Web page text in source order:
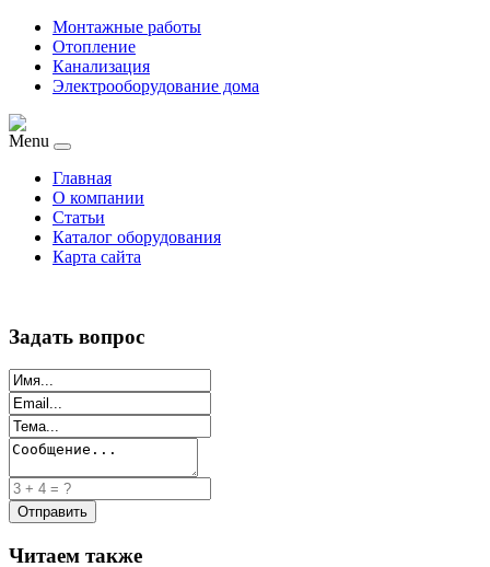
Монтажные работы
Отопление
Канализация
Электрооборудование дома
Menu
Главная
О компании
Статьи
Каталог оборудования
Карта сайта
Задать вопрос
Читаем также